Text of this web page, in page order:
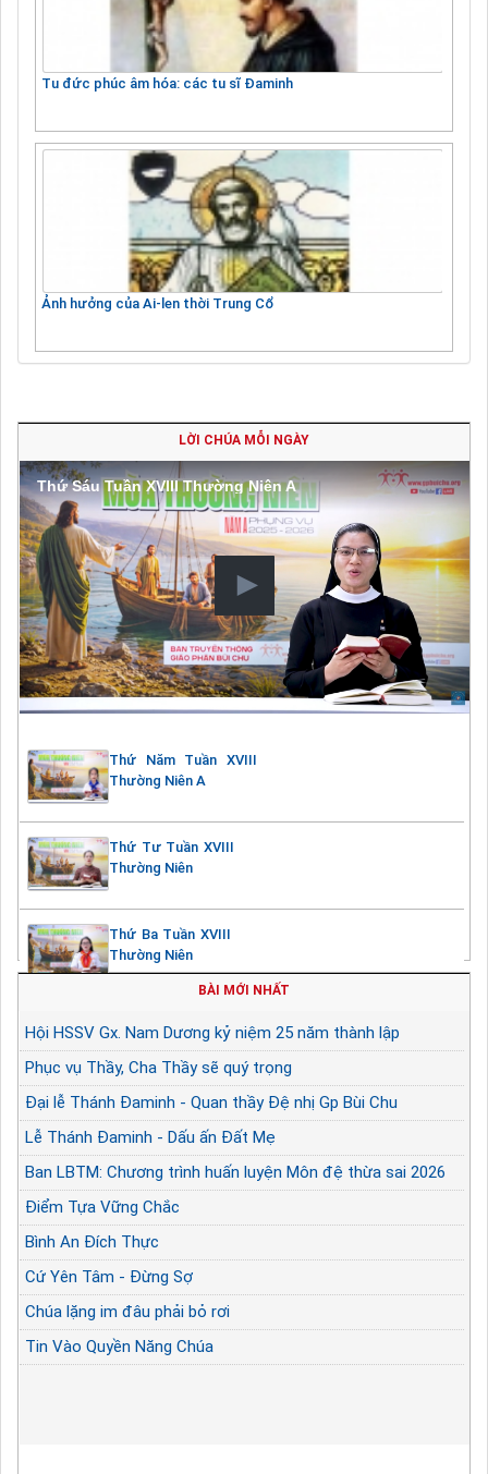
Tu đức phúc âm hóa: các tu sĩ Đaminh
Ảnh hưởng của Ai-len thời Trung Cổ
LỜI CHÚA MỖI NGÀY
Thứ Sáu Tuần XVIII Thường Niên A
Thứ Năm Tuần XVIII
Thường Niên A
Thứ Tư Tuần XVIII
Thường Niên
Thứ Ba Tuần XVIII
Thường Niên
BÀI MỚI NHẤT
Hội HSSV Gx. Nam Dương kỷ niệm 25 năm thành lập
Phục vụ Thầy, Cha Thầy sẽ quý trọng
Đại lễ Thánh Đaminh - Quan thầy Đệ nhị Gp Bùi Chu
Lễ Thánh Đaminh - Dấu ấn Đất Mẹ
Ban LBTM: Chương trình huấn luyện Môn đệ thừa sai 2026
Điểm Tựa Vững Chắc
Bình An Đích Thực
Cứ Yên Tâm - Đừng Sợ
Chúa lặng im đâu phải bỏ rơi
Tin Vào Quyền Năng Chúa